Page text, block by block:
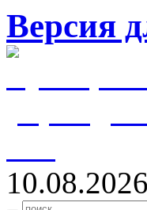
Версия
10.08.2026